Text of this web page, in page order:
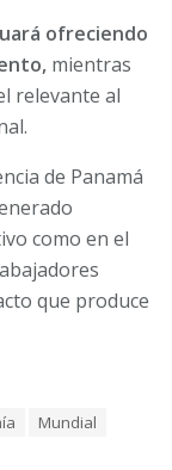
ofreciendo
mientras
relevante al
de Panamá
como en el
que produce
Mundial